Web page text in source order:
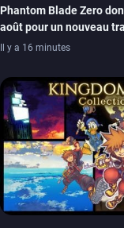
Phantom Blade Zero
août pour un nouveau
lancement des
Il y a 16 minutes